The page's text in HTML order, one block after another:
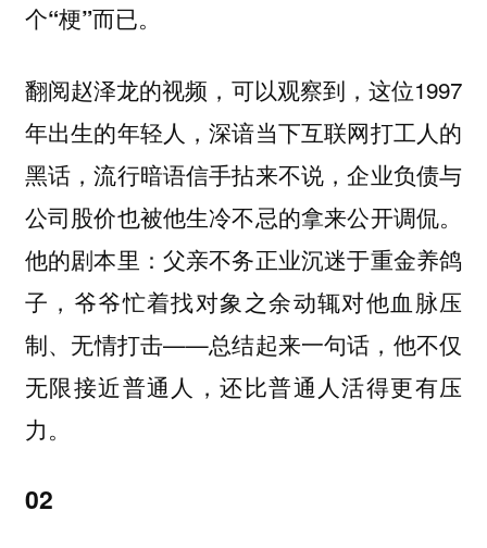
个“梗”而已。
翻阅赵泽龙的视频，可以观察到，这位1997
年出生的年轻人，深谙当下互联网打工人的
黑话，流行暗语信手拈来不说，企业负债与
公司股价也被他生冷不忌的拿来公开调侃。
他的剧本里：父亲不务正业沉迷于重金养鸽
子，爷爷忙着找对象之余动辄对他血脉压
制、无情打击——总结起来一句话，他不仅
无限接近普通人，还比普通人活得更有压
力。
02